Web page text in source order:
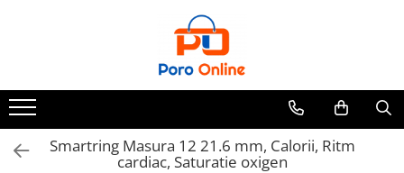
Clone
Parfum Barbati
Parfum Femei
Smartring Masura 12 21.6 mm, Calorii, Ritm
cardiac, Saturatie oxigen